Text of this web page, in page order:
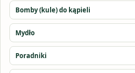
Bomby (kule) do kąpieli
Mydło
Poradniki